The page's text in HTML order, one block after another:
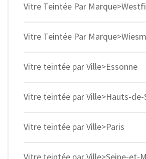
Vitre Teintée Par
Vitre Teintée Par
Vitre teintée par Ville>Essonne
Vitre teintée par Ville>Hauts-de-
Vitre teintée par Ville>Paris